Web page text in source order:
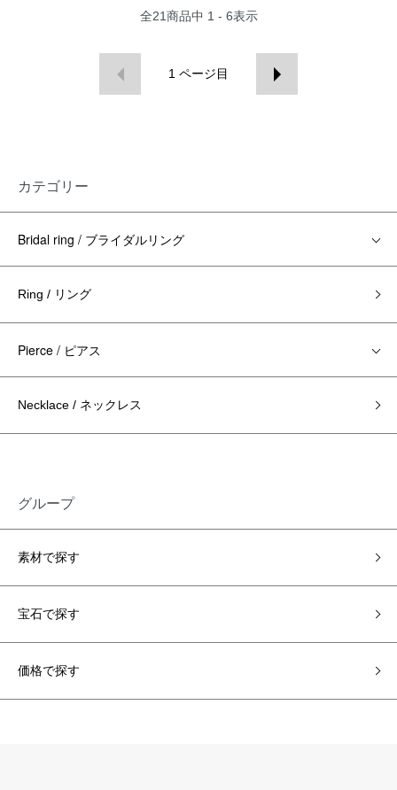
全21商品中 1 - 6表示
1 ページ目
カテゴリー
Bridal ring / ブライダルリング
Ring / リング
Pierce / ピアス
Necklace / ネックレス
グループ
素材で探す
宝石で探す
価格で探す